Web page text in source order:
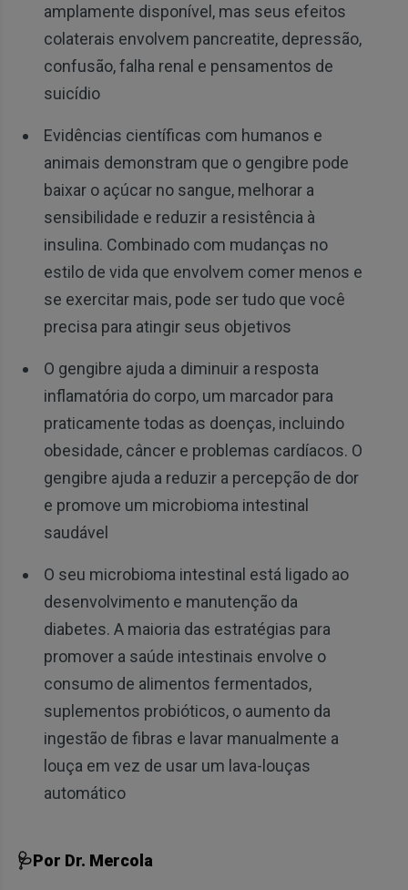
amplamente disponível, mas seus efeitos
colaterais envolvem pancreatite, depressão,
confusão, falha renal e pensamentos de
suicídio
Evidências científicas com humanos e
animais demonstram que o gengibre pode
baixar o açúcar no sangue, melhorar a
sensibilidade e reduzir a resistência à
insulina. Combinado com mudanças no
estilo de vida que envolvem comer menos e
se exercitar mais, pode ser tudo que você
precisa para atingir seus objetivos
O gengibre ajuda a diminuir a resposta
inflamatória do corpo, um marcador para
praticamente todas as doenças, incluindo
obesidade, câncer e problemas cardíacos. O
gengibre ajuda a reduzir a percepção de dor
e promove um microbioma intestinal
saudável
O seu microbioma intestinal está ligado ao
desenvolvimento e manutenção da
diabetes. A maioria das estratégias para
promover a saúde intestinais envolve o
consumo de alimentos fermentados,
suplementos probióticos, o aumento da
ingestão de fibras e lavar manualmente a
louça em vez de usar um lava-louças
automático
🩺Por Dr. Mercola